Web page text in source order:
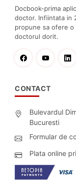
Docbook-prima
doctor. Infiintata in
propune sa ofere
doctorul dorit.
CONTACT
Bulevardul
Bucuresti
Formular de
Plata online